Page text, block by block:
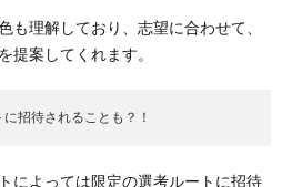
も理解しており、志望に合わせて、
提案してくれます。
招待されることも？！
によっては限定の選考ルートに招待